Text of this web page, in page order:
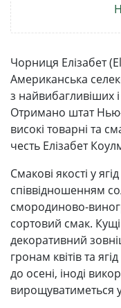
Чорниця Елізабет
Американська
з найвибагливіших
Отримано штат
високі товарні та
честь Елізабет
Смакові якості у
співвідношенням
смородиново-
сортовий смак.
декоративний
гронам квітів та
до осені, іноді
вирощуватиметься